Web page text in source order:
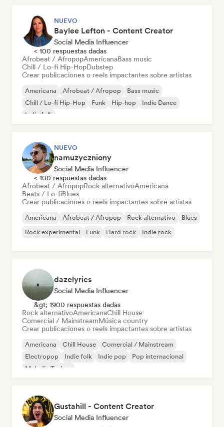
NUEVO
Baylee Lefton - Content Creator
Social Media Influencer
< 100 respuestas dadas
Afrobeat / AfropopAmericanaBass music
Chill / Lo-fi Hip-HopDubstep
Crear publicaciones o reels impactantes sobre artistas
Americana Afrobeat / Afropop
Bass music
Chill / Lo-fi Hip-Hop
Funk Hip-hop
Indie Dance
Indie folk
NUEVO
namuzyczniony
Social Media Influencer
< 100 respuestas dadas
Afrobeat / AfropopRock alternativoAmericana
Beats / Lo-fiBlues
Crear publicaciones o reels impactantes sobre artistas
Americana Afrobeat / Afropop Rock alternativo
Blues
Rock experimental
Funk Hard rock Indie rock
dazelyrics
Social Media Influencer
&gt; 1900 respuestas dadas
Rock alternativoAmericanaChill House
Comercial / MainstreamMúsica country
Crear publicaciones o reels impactantes sobre artistas
Americana Chill House
Comercial / Mainstream
Electropop
Indie folk Indie pop
Pop internacional
Melodic Techno
Gustahill - Content Creator
Social Media Influencer